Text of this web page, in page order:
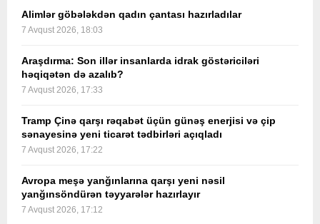
Alimlər göbələkdən qadın çantası hazırladılar
7 Avqust 2026, 18:03
Araşdırma: Son illər insanlarda idrak göstəriciləri
həqiqətən də azalıb?
7 Avqust 2026, 17:33
Tramp Çinə qarşı rəqabət üçün günəş enerjisi və çip
sənayesinə yeni ticarət tədbirləri açıqladı
7 Avqust 2026, 17:22
Avropa meşə yanğınlarına qarşı yeni nəsil
yanğınsöndürən təyyarələr hazırlayır
7 Avqust 2026, 17:12